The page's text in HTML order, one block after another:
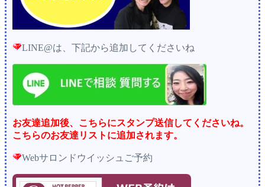
LINE@は、下記から追加してくださいね
お友達追加後、こちらにスタンプ送信してくださいね。
こちらのお友達リストに追加されます。
Webサロンドウイッシュご予約